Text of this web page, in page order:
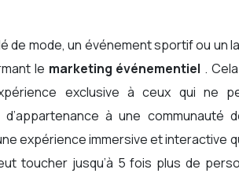
de mode, un événement sportif ou un
le marketing événementiel .
exclusive à ceux qui ne
à une communauté
expérience immersive et interactive
toucher jusqu’à 5 fois plus de